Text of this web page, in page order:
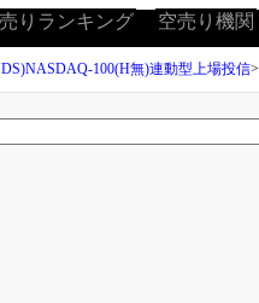
りランキング 空売り機関
100(H無)連動型上場投信>